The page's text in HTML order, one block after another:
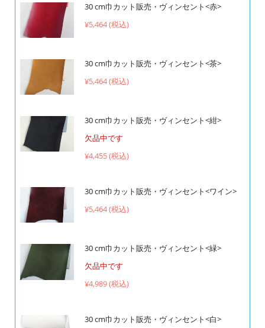
30 cm巾カット販売・ヴィンセント<赤>
¥5,464 (税込)
30 cm巾カット販売・ヴィンセント<茶>
¥5,464 (税込)
30 cm巾カット販売・ヴィンセント<紺>
欠品中です
¥4,455 (税込)
30 cm巾カット販売・ヴィンセント<ワイン>
¥5,464 (税込)
30 cm巾カット販売・ヴィンセント<緑>
欠品中です
¥4,989 (税込)
30 cm巾カット販売・ヴィンセント<白>